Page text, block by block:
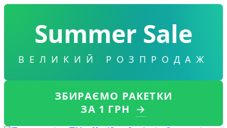
Summer Sale
ВЕЛИКИЙ РОЗПРОДАЖ
ЗБИРАЄМО РАКЕТКИ
ЗА 1 ГРН →